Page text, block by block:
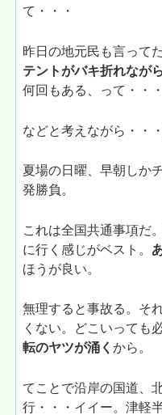
て・・・
昨日の地元民も言って
テントがバキ折れなが
何回もある、って・・・
などと考えながら・・
夏場の日曜、早朝しか
発勝負。
これは全国共通事項だ
に行く感じがベスト。
ほうが良い。
無理すると事故る。そ
くない。どこいっても
転のヤツが涌くから。
てことで沿岸の国道、
行・・・イイー。津軽